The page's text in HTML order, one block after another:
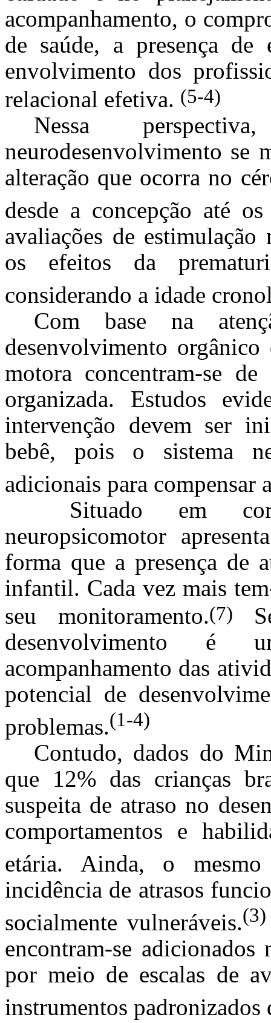
acompanhamento, o
de saúde, a presença
envolvimento dos
relacional efetiva. (5-4)
Nessa
neurodesenvolvimento se
alteração que ocorra no
desde a concepção até
avaliações de
os efeitos da
considerando a idade
Com base na
desenvolvimento
motora concentram-se
organizada. Estudos
intervenção devem ser
bebê, pois o sistema
adicionais para compensar
Situado em
neuropsicomotor
forma que a presença de
infantil. Cada vez mais
seu monitoramento.(7)
desenvolvimento é
acompanhamento das
potencial de
problemas.(1-4)
Contudo, dados do
que 12% das crianças
suspeita de atraso no
comportamentos e
etária.
Ainda, o mesmo
incidência de atrasos
socialmente vulneráveis.(3)
encontram-se
por meio de escalas de
instrumentos